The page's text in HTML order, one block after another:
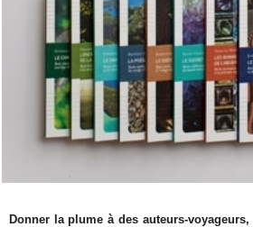
Donner la plume à des auteurs-